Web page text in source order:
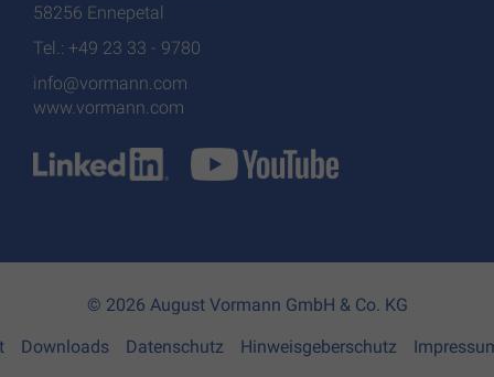
58256 Ennepetal
Tel.: +49 23 33 - 9780
info@vormann.com
www.vormann.com
© 2026 August Vormann GmbH & Co. KG
Downloads Datenschutz Hinweisgeberschutz